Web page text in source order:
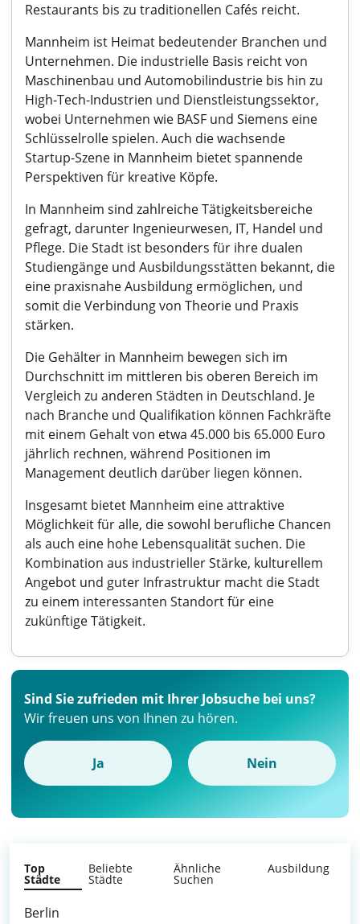
Restaurants bis zu traditionellen Cafés reicht.
Mannheim ist Heimat bedeutender Branchen und
Unternehmen. Die industrielle Basis reicht von
Maschinenbau und Automobilindustrie bis hin zu
High-Tech-Industrien und Dienstleistungssektor,
wobei Unternehmen wie BASF und Siemens eine
Schlüsselrolle spielen. Auch die wachsende
Startup-Szene in Mannheim bietet spannende
Perspektiven für kreative Köpfe.
In Mannheim sind zahlreiche Tätigkeitsbereiche
gefragt, darunter Ingenieurwesen, IT, Handel und
Pflege. Die Stadt ist besonders für ihre dualen
Studiengänge und Ausbildungsstätten bekannt, die
eine praxisnahe Ausbildung ermöglichen, und
somit die Verbindung von Theorie und Praxis
stärken.
Die Gehälter in Mannheim bewegen sich im
Durchschnitt im mittleren bis oberen Bereich im
Vergleich zu anderen Städten in Deutschland. Je
nach Branche und Qualifikation können Fachkräfte
mit einem Gehalt von etwa 45.000 bis 65.000 Euro
jährlich rechnen, während Positionen im
Management deutlich darüber liegen können.
Insgesamt bietet Mannheim eine attraktive
Möglichkeit für alle, die sowohl berufliche Chancen
als auch eine hohe Lebensqualität suchen. Die
Kombination aus industrieller Stärke, kulturellem
Angebot und guter Infrastruktur macht die Stadt
zu einem interessanten Standort für eine
zukünftige Tätigkeit.
Sind Sie zufrieden mit Ihrer Jobsuche bei uns?
Wir freuen uns von Ihnen zu hören.
Ja Nein
Top
Städte
Beliebte
Städte
Ähnliche
Suchen
Ausbildung
Berlin